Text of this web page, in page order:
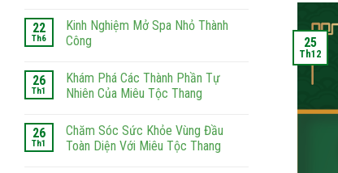
22
Th6
Kinh Nghiệm Mở Spa Nhỏ Thành
Công
26
Th1
Khám Phá Các Thành Phần Tự
Nhiên Của Miêu Tộc Thang
26
Th1
Chăm Sóc Sức Khỏe Vùng Đầu
Toàn Diện Với Miêu Tộc Thang
25
Th12